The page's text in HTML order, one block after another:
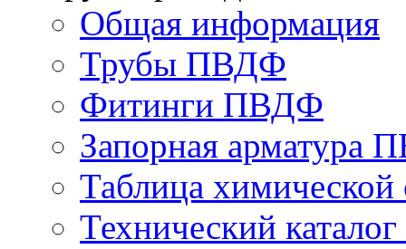
Общая информация
Трубы ПВДФ
Фитинги ПВДФ
Запорная арматура
Таблица химической
Технический